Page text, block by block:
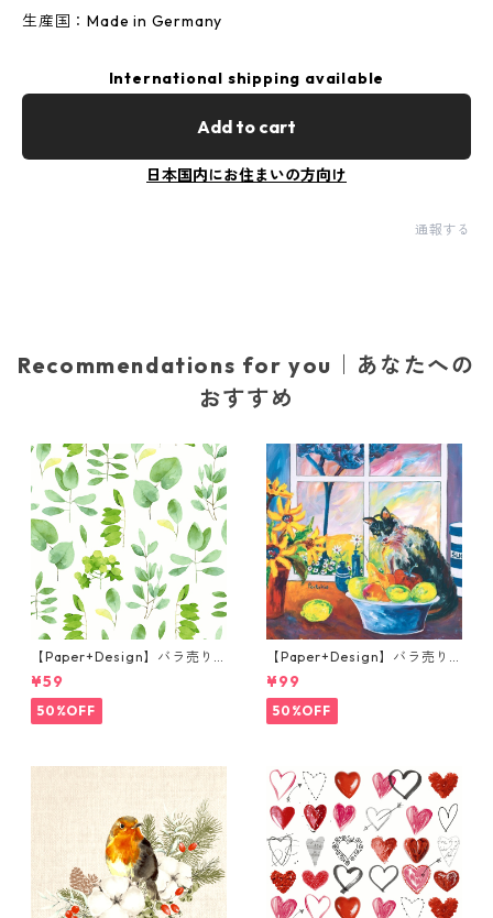
生産国：Made in Germany
International shipping available
Add to cart
日本国内にお住まいの方向け
通報する
Recommendations for you｜あなたへの
おすすめ
【Paper+Design】バラ売り2
枚 カクテルサイズ ペーパーナ
プキン FRESH LEAVES グリー
ン
¥59
50%OFF
【Paper+Design】バラ売り2
枚 ランチサイズ ペーパーナプ
キン Portchie Art The Cat in
the kitchen ブルー
¥99
50%OFF